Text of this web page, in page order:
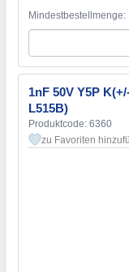
Mindestbestellmenge:
1nF 50V Y5P
L515B)
Produktcode: 6360
zu Favoriten